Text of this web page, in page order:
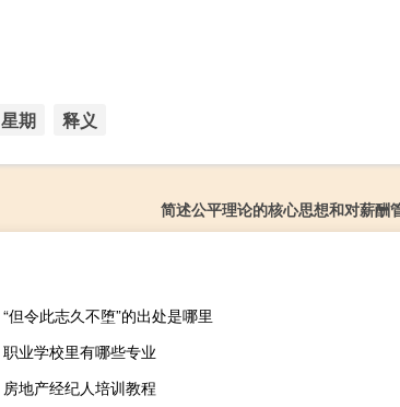
星期 释义
简述公平理论的核心思想和对薪酬
“但令此志久不堕”的出处是哪里
职业学校里有哪些专业
房地产经纪人培训教程